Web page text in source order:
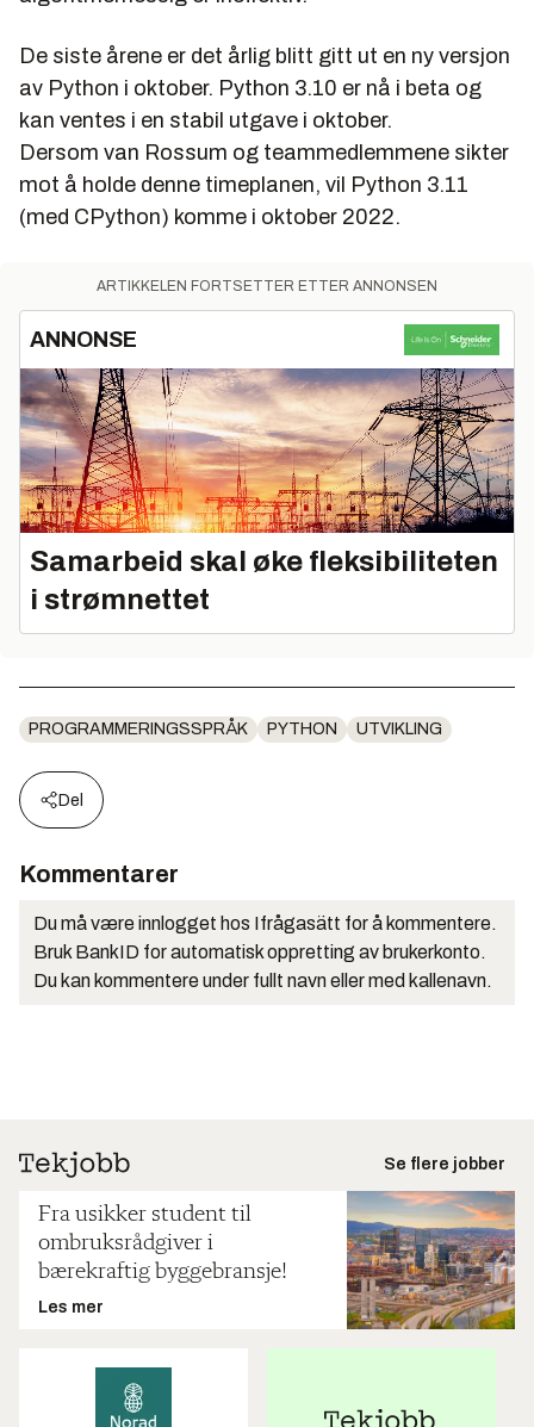
De siste årene er det årlig blitt gitt ut en ny versjon
av Python i oktober. Python 3.10 er nå i beta og
kan ventes i en stabil utgave i oktober.
Dersom van Rossum og teammedlemmene sikter
mot å holde denne timeplanen, vil Python 3.11
(med CPython) komme i oktober 2022.
ARTIKKELEN FORTSETTER ETTER ANNONSEN
ANNONSE
Samarbeid skal øke fleksibiliteten
i strømnettet
PROGRAMMERINGSSPRÅK PYTHON UTVIKLING
Del
Kommentarer
Du må være innlogget hos Ifrågasätt for å kommentere.
Bruk BankID for automatisk oppretting av brukerkonto.
Du kan kommentere under fullt navn eller med kallenavn.
Se flere jobber
Fra usikker student til
ombruksrådgiver i
bærekraftig byggebransje!
Les mer